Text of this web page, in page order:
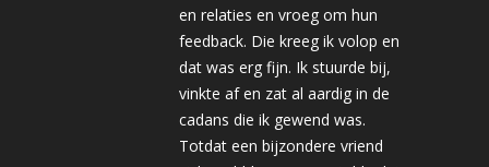
en relaties en vroeg om hun
feedback. Die kreeg ik volop en
dat was erg fijn. Ik stuurde bij,
vinkte af en zat al aardig in de
cadans die ik gewend was.
Totdat een bijzondere vriend